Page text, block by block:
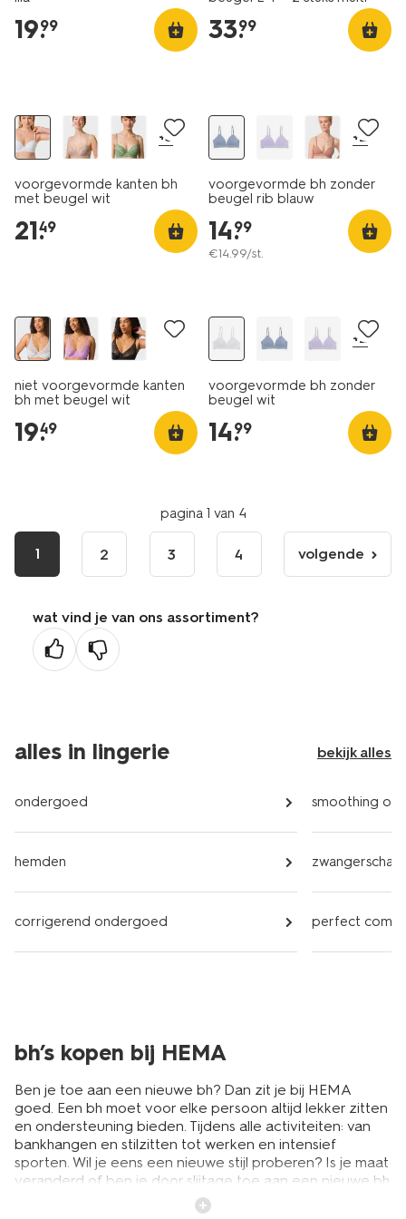
19.
99 33.
99
+3
voorgevormde kanten bh
met beugel wit
21.
49
+2
voorgevormde bh zonder
beugel rib blauw
14.
99
€14.99/st.
niet voorgevormde kanten
bh met beugel wit
19.
49
+2
voorgevormde bh zonder
beugel wit
14.
99
pagina 1 van 4
1 2 3 4
volgende
pagina
volgende
wat vind je van ons assortiment?
alles in lingerie bekijk alles
ondergoed
hemden
corrigerend ondergoed
smoothing
perfect
bh’s kopen bij HEMA
Ben je toe aan een nieuwe bh? Dan zit je bij HEMA
goed. Een bh moet voor elke persoon altijd lekker zitten
en ondersteuning bieden. Tijdens alle activiteiten: van
bankhangen en stilzitten tot werken en intensief
sporten. Wil je eens een nieuwe stijl proberen? Is je maat
veranderd of ben je door slijtage toe aan een nieuwe bh
in je oude vertrouwde model? HEMA heeft altijd een